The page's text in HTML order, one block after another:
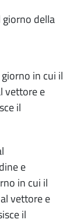
giorno della
in cui il
vettore e
il
e
in cui il
vettore e
il